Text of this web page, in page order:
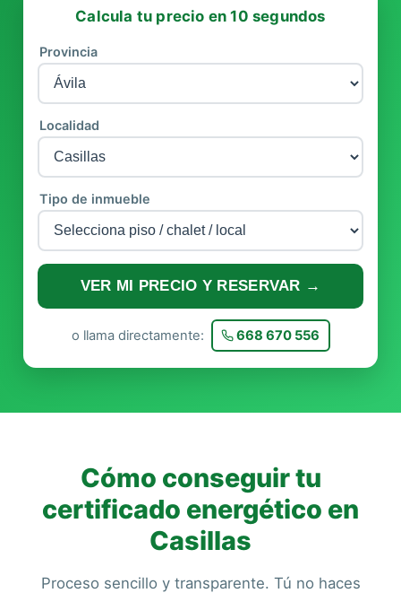
Calcula tu precio en 10 segundos
Provincia
Localidad
Tipo de inmueble
VER MI PRECIO Y RESERVAR →
o llama directamente: 668 670 556
Cómo conseguir tu
certificado energético en
Casillas
Proceso sencillo y transparente. Tú no haces